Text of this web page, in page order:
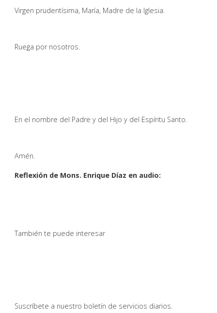
Virgen prudentísima, María, Madre de la Iglesia.
Ruega por nosotros.
En el nombre del Padre y del Hijo y del Espíritu Santo.
Amén.
Reflexión de Mons. Enrique Díaz en audio:
También te puede interesar
Suscríbete a nuestro boletín de servicios diarios.